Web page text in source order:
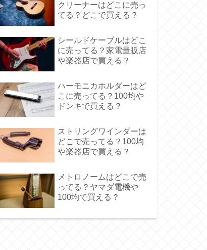
クリーナーはどこに売っ
てる？どこで買える？
シールドケーブルはどこ
に売ってる？家電量販店
や楽器店で買える？
ハーモニカホルダーはど
こに売ってる？100均や
ドンキで買える？
ストリングワインダーは
どこで売ってる？100均
や楽器店で買える？
メトロノームはどこで売
ってる？ヤマダ電機や
100均で買える？